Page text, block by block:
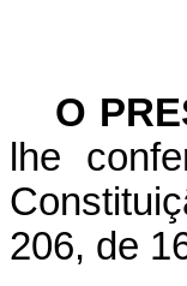
O
lhe
206, de